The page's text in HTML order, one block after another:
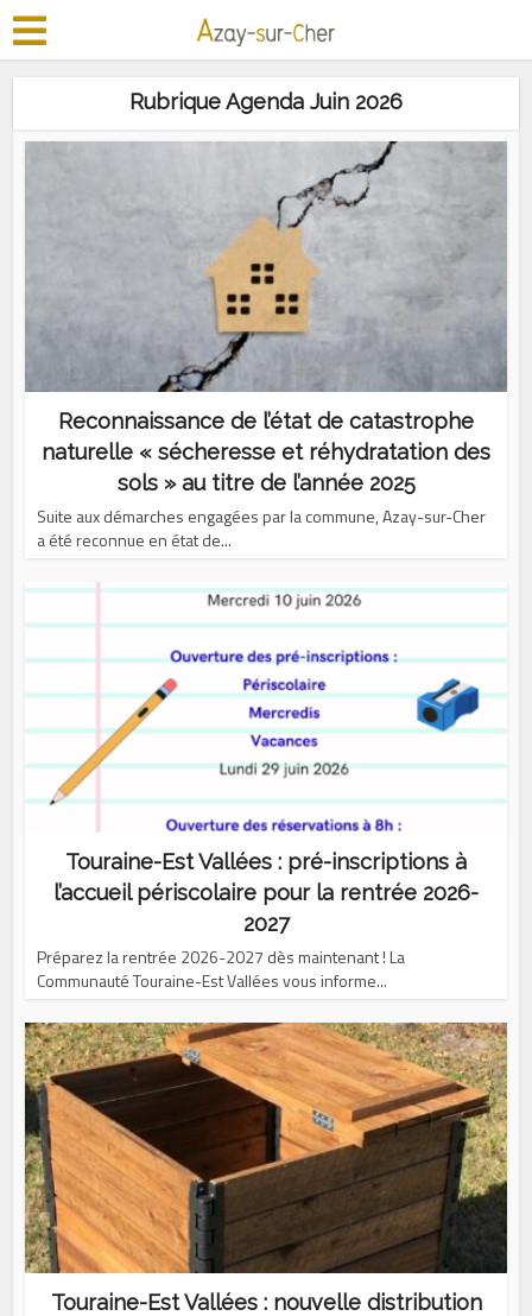
Rubrique Agenda Juin 2026
Reconnaissance de l’état de catastrophe
naturelle « sécheresse et réhydratation des
sols » au titre de l’année 2025
Suite aux démarches engagées par la commune, Azay-sur-Cher
a été reconnue en état de...
Touraine-Est Vallées : pré-inscriptions à
l’accueil périscolaire pour la rentrée 2026-
2027
Préparez la rentrée 2026-2027 dès maintenant ! La
Communauté Touraine-Est Vallées vous informe...
Touraine-Est Vallées : nouvelle distribution